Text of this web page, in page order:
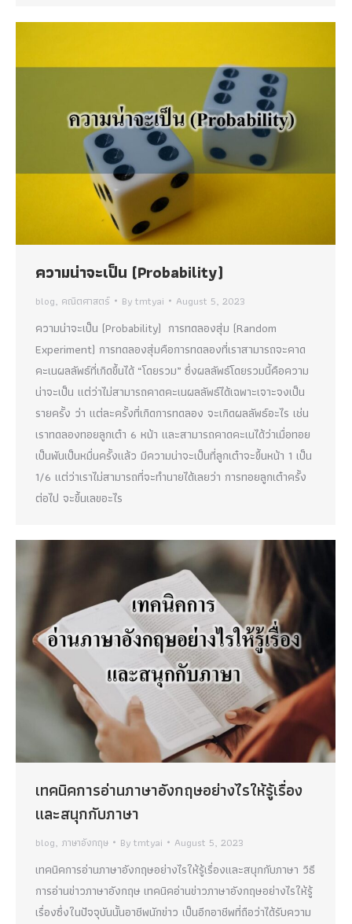
ความน่าจะเป็น (Probability)
blog, คณิตศาสตร์ Bytmtyai August 5, 2023
ความน่าจะเป็น (Probability) การทดลองสุ่ม (Random
Experiment) การทดลองสุ่มคือการทดลองที่เราสามารถจะคาด
คะเนผลลัพธ์ที่เกิดขึ้นได้ “โดยรวม” ซึ่งผลลัพธ์โดยรวมนี้คือความ
น่าจะเป็น แต่ว่าไม่สามารถคาดคะเนผลลัพธ์ได้เฉพาะเจาะจงเป็น
รายครั้ง ว่า แต่ละครั้งที่เกิดการทดลอง จะเกิดผลลัพธ์อะไร เช่น
เราทดลองทอยลูกเต๋า 6 หน้า และสามารถคาดคะเนได้ว่าเมื่อทอย
เป็นพันเป็นหมื่นครั้งแล้ว มีความน่าจะเป็นที่ลูกเต๋าจะขึ้นหน้า 1 เป็น
1/6 แต่ว่าเราไม่สามารถที่จะทำนายได้เลยว่า การทอยลูกเต๋าครั้ง
ต่อไป จะขึ้นเลขอะไร
เทคนิคการอ่านภาษาอังกฤษอย่างไรให้รู้เรื่อง
และสนุกกับภาษา
blog, ภาษาอังกฤษ Bytmtyai August 5, 2023
เทคนิคการอ่านภาษาอังกฤษอย่างไรให้รู้เรื่องและสนุกกับภาษา วิธี
การอ่านข่าวภาษาอังกฤษ เทคนิคอ่านข่าวภาษาอังกฤษอย่างไรให้รู้
เรื่องซึ่งในปัจจุบันนั้นอาชีพนักข่าว เป็นอีกอาชีพที่ถือว่าได้รับความ